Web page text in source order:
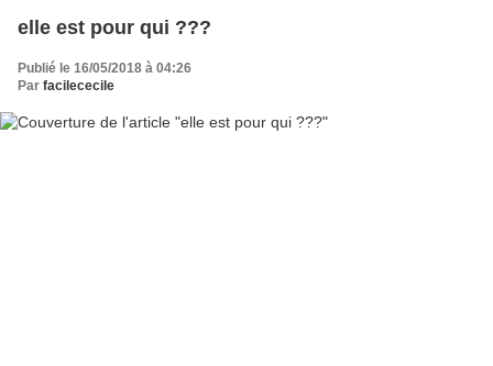
elle est pour qui ???
Publié le 16/05/2018 à 04:26
Par facilececile